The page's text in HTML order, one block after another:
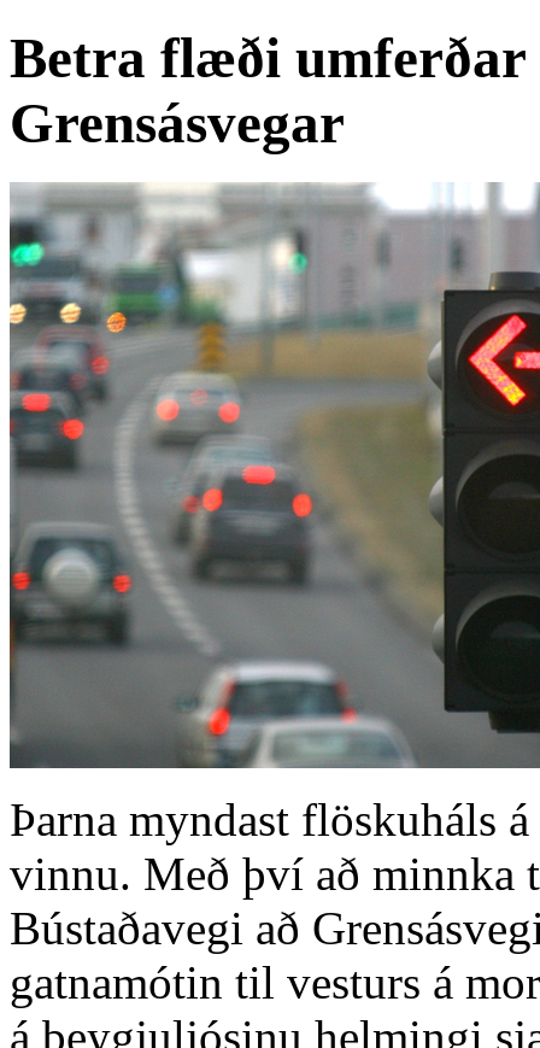
Betra flæði umferðar
Grensásvegar
Þarna myndast flöskuháls
vinnu. Með því að minnka
Bústaðavegi að
gatnamótin til vesturs á
á beygjuljósinu helmingi